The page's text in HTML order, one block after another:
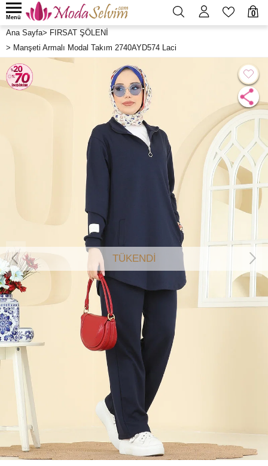
0
Menü
Ana Sayfa> FIRSAT ŞÖLENİ
> Manşeti Armalı Modal Takım 2740AYD574 Laci
TÜKENDİ